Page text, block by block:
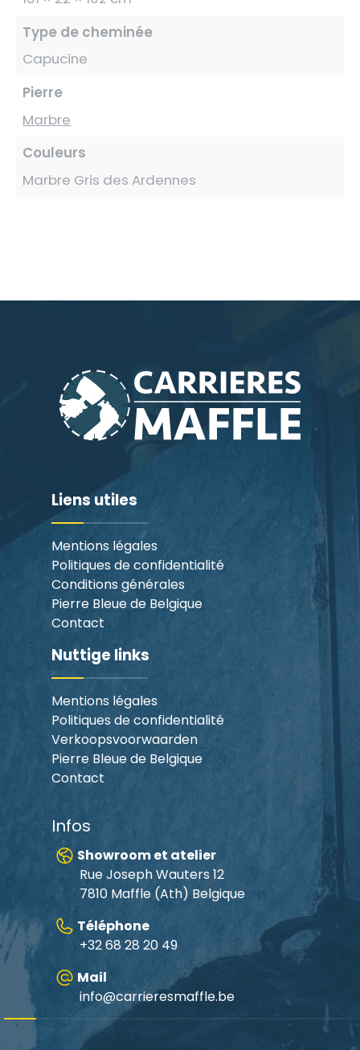
Type de cheminée
Capucine
Pierre
Marbre
Couleurs
Marbre Gris des Ardennes
Liens utiles
Mentions légales
Politiques de confidentialité
Conditions générales
Pierre Bleue de Belgique
Contact
Nuttige links
Mentions légales
Politiques de confidentialité
Verkoopsvoorwaarden
Pierre Bleue de Belgique
Contact
Infos
Showroom et atelier
Rue Joseph Wauters 12
7810 Maffle (Ath) Belgique
Téléphone
+32 68 28 20 49
Mail
info@carrieresmaffle.be